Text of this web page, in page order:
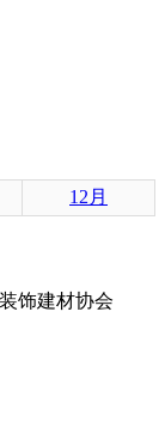
12月
饰建材协会